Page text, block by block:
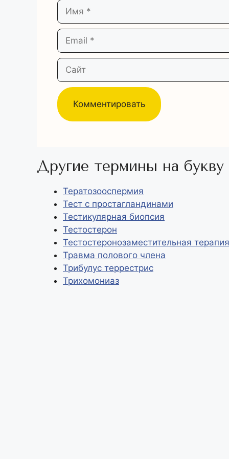
Имя
Email
Сайт
Другие термины на букву
Тератозооспермия
Тест с простагландинами
Тестикулярная биопсия
Тестостерон
Тестостеронозаместительная терапия
Травма полового члена
Трибулус террестрис
Трихомониаз